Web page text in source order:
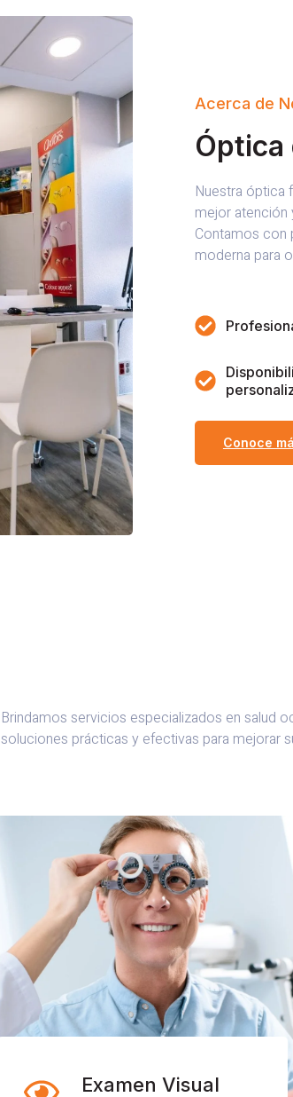
Acerca de
Óptica
Nuestra óptica
mejor atención
Contamos con
moderna para
Conoce
Brindamos servicios especializados en salud
soluciones prácticas y efectivas para mejorar
Examen Visual